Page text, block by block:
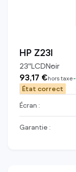
HP Z23I
23"LCDNoir
93,17 €hors taxe-
État correct
Écran :
Garantie :